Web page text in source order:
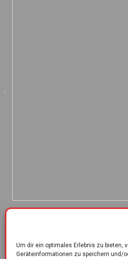
Um dir ein optimales Erlebnis zu bieten,
Geräteinformationen zu speichern und/